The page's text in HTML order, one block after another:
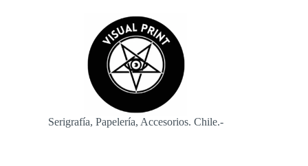
Serigrafía, Papelería, Accesorios. Chile.-